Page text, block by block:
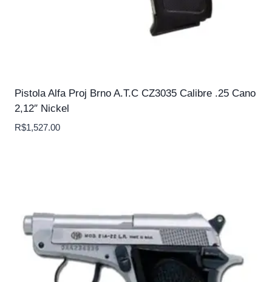
Pistola Alfa Proj Brno A.T.C CZ3035 Calibre .25 Cano
2,12″ Nickel
R$1,527.00